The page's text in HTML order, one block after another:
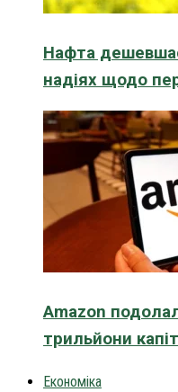
Нафта
надіях щодо
Amazon
трильйони
Економіка